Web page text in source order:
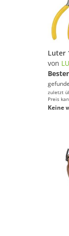
von
zuletzt
Preis
Keine